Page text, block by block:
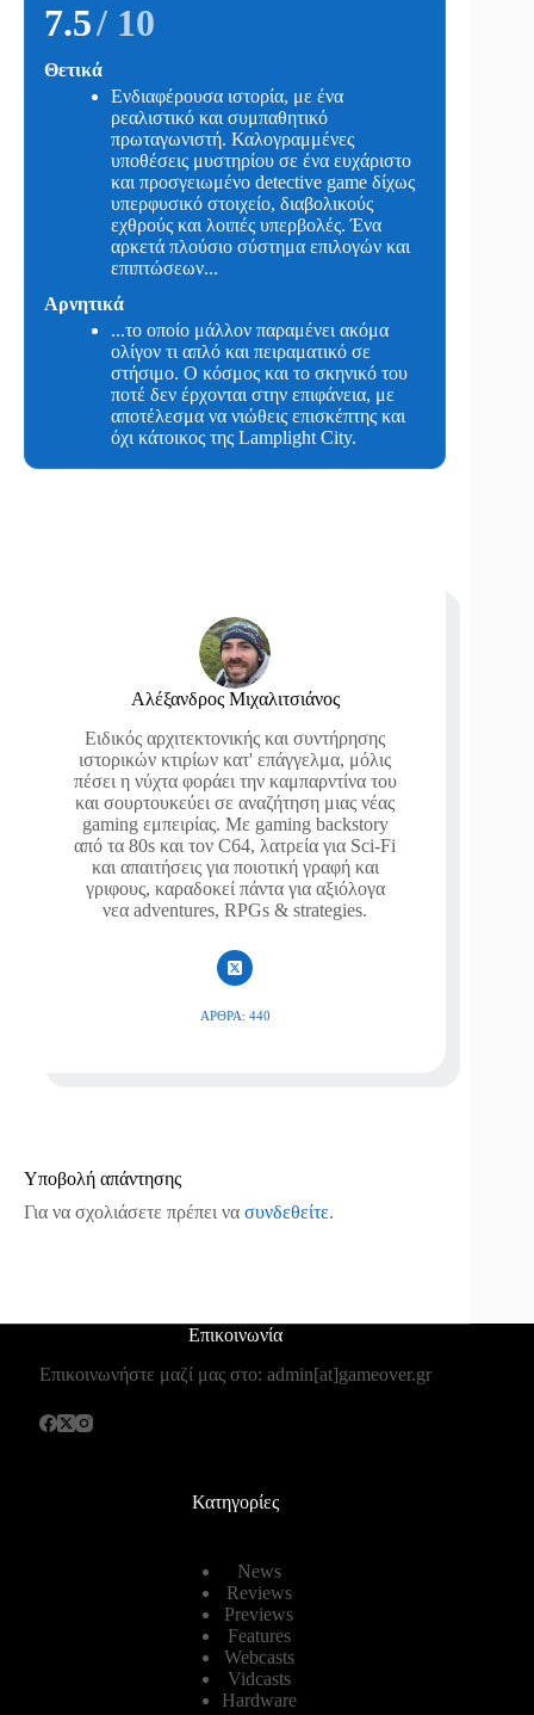
7.5/ 10
Θετικά
Ενδιαφέρουσα ιστορία, με ένα
ρεαλιστικό και συμπαθητικό
πρωταγωνιστή. Καλογραμμένες
υποθέσεις μυστηρίου σε ένα ευχάριστο
και προσγειωμένο detective game δίχως
υπερφυσικό στοιχείο, διαβολικούς
εχθρούς και λοιπές υπερβολές. Ένα
αρκετά πλούσιο σύστημα επιλογών και
επιπτώσεων...
Αρνητικά
...το οποίο μάλλον παραμένει ακόμα
ολίγον τι απλό και πειραματικό σε
στήσιμο. Ο κόσμος και το σκηνικό του
ποτέ δεν έρχονται στην επιφάνεια, με
αποτέλεσμα να νιώθεις επισκέπτης και
όχι κάτοικος της Lamplight City.
Αλέξανδρος Μιχαλιτσιάνος
Ειδικός αρχιτεκτονικής και συντήρησης
ιστορικών κτιρίων κατ' επάγγελμα, μόλις
πέσει η νύχτα φοράει την καμπαρντίνα του
και σουρτουκεύει σε αναζήτηση μιας νέας
gaming εμπειρίας. Με gaming backstory
από τα 80s και τον C64, λατρεία για Sci-Fi
και απαιτήσεις για ποιοτική γραφή και
γριφους, καραδοκεί πάντα για αξιόλογα
νεα adventures, RPGs & strategies.
ΆΡΘΡΑ: 440
Υποβολή απάντησης
Για να σχολιάσετε πρέπει να συνδεθείτε.
Επικοινωνία
Επικοινωνήστε μαζί μας στο: admin[at]gameover.gr
Κατηγορίες
News
Reviews
Previews
Features
Webcasts
Vidcasts
Hardware